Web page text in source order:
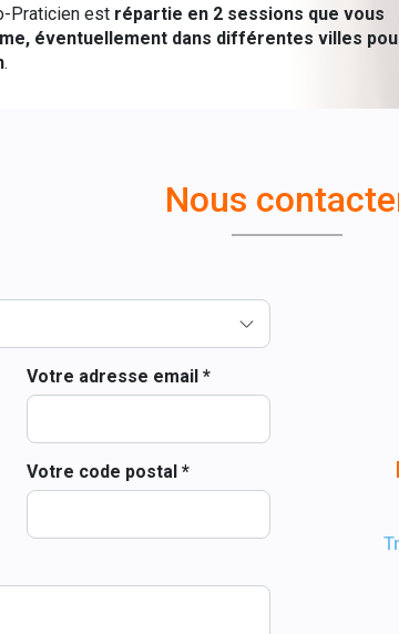
Praticien est répartie en 2 sessions que vous
éventuellement dans différentes villes
.
Nous
Votre adresse email *
Votre code postal *